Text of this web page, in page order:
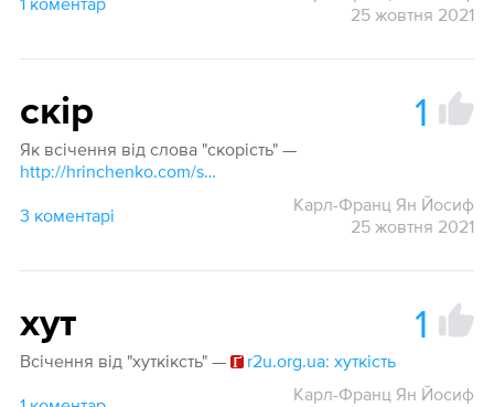
25 жовтня 2021
скір 1
Як всічення від слова "скорість" —
http://hrinchenko.com/slovar/znachenie-slova/54612-skorist.html#show_point
3 коментарі
Карл-Франц Ян Йосиф
25 жовтня 2021
хут 1
Всічення від "хуткіксть" — r2u.org.ua: хуткість
Карл-Франц Ян Йосиф